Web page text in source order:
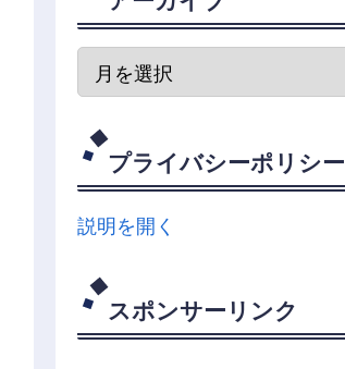
プライバシーポリシー
説明を開く
スポンサーリンク